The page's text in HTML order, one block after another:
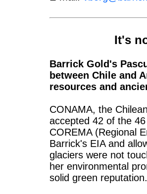
It's
Barrick Gold's
between Chile and
resources and
CONAMA, the
accepted 42 of the
COREMA (Regional
Barrick's EIA and
glaciers were not
her environmental
solid green reputation.